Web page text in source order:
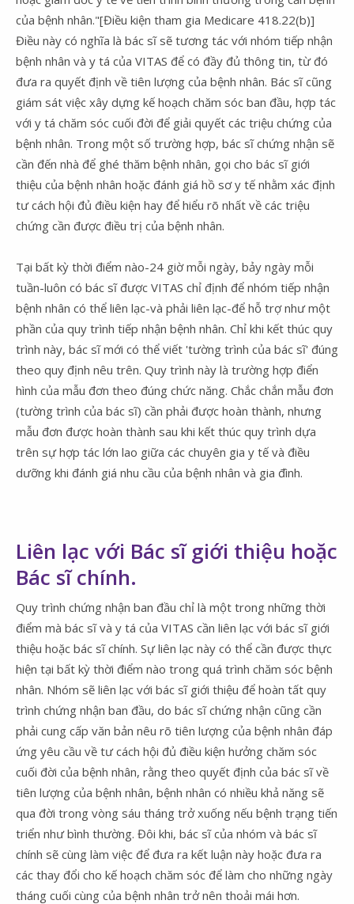
của bệnh nhân."[Điều kiện tham gia Medicare 418.22(b)]
Điều này có nghĩa là bác sĩ sẽ tương tác với nhóm tiếp nhận
bệnh nhân và y tá của VITAS để có đầy đủ thông tin, từ đó
đưa ra quyết định về tiên lượng của bệnh nhân. Bác sĩ cũng
giám sát việc xây dựng kế hoạch chăm sóc ban đầu, hợp tác
với y tá chăm sóc cuối đời để giải quyết các triệu chứng của
bệnh nhân. Trong một số trường hợp, bác sĩ chứng nhận sẽ
cần đến nhà để ghé thăm bệnh nhân, gọi cho bác sĩ giới
thiệu của bệnh nhân hoặc đánh giá hồ sơ y tế nhằm xác định
tư cách hội đủ điều kiện hay để hiểu rõ nhất về các triệu
chứng cần được điều trị của bệnh nhân.
Tại bất kỳ thời điểm nào-24 giờ mỗi ngày, bảy ngày mỗi
tuần-luôn có bác sĩ được VITAS chỉ định để nhóm tiếp nhận
bệnh nhân có thể liên lạc-và phải liên lạc-để hỗ trợ như một
phần của quy trình tiếp nhận bệnh nhân. Chỉ khi kết thúc quy
trình này, bác sĩ mới có thể viết 'tường trình của bác sĩ' đúng
theo quy định nêu trên. Quy trình này là trường hợp điển
hình của mẫu đơn theo đúng chức năng. Chắc chắn mẫu đơn
(tường trình của bác sĩ) cần phải được hoàn thành, nhưng
mẫu đơn được hoàn thành sau khi kết thúc quy trình dựa
trên sự hợp tác lớn lao giữa các chuyên gia y tế và điều
dưỡng khi đánh giá nhu cầu của bệnh nhân và gia đình.
Liên lạc với Bác sĩ giới thiệu hoặc
Bác sĩ chính.
Quy trình chứng nhận ban đầu chỉ là một trong những thời
điểm mà bác sĩ và y tá của VITAS cần liên lạc với bác sĩ giới
thiệu hoặc bác sĩ chính. Sự liên lạc này có thể cần được thực
hiện tại bất kỳ thời điểm nào trong quá trình chăm sóc bệnh
nhân. Nhóm sẽ liên lạc với bác sĩ giới thiệu để hoàn tất quy
trình chứng nhận ban đầu, do bác sĩ chứng nhận cũng cần
phải cung cấp văn bản nêu rõ tiên lượng của bệnh nhân đáp
ứng yêu cầu về tư cách hội đủ điều kiện hưởng chăm sóc
cuối đời của bệnh nhân, rằng theo quyết định của bác sĩ về
tiên lượng của bệnh nhân, bệnh nhân có nhiều khả năng sẽ
qua đời trong vòng sáu tháng trở xuống nếu bệnh trạng tiến
triển như bình thường. Đôi khi, bác sĩ của nhóm và bác sĩ
chính sẽ cùng làm việc để đưa ra kết luận này hoặc đưa ra
các thay đổi cho kế hoạch chăm sóc để làm cho những ngày
tháng cuối cùng của bệnh nhân trở nên thoải mái hơn.